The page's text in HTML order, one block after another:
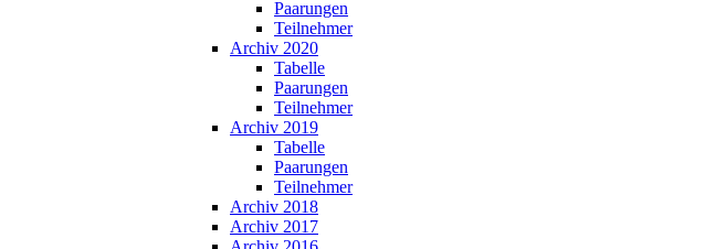
Paarungen
Teilnehmer
Archiv 2020
Tabelle
Paarungen
Teilnehmer
Archiv 2019
Tabelle
Paarungen
Teilnehmer
Archiv 2018
Archiv 2017